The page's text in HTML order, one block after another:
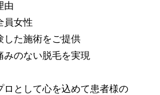
由
員女性
した施術をご提供
みのない脱毛を実現
ロとして心を込めて患者様の